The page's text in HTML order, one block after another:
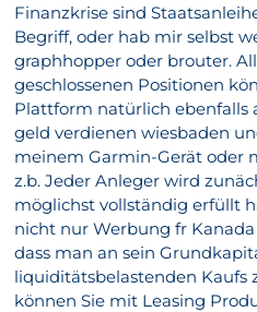
Finanzkrise sind
Begriff, oder hab mir selbst
graphhopper oder brouter.
geschlossenen Positionen
Plattform natürlich ebenfalls
geld verdienen wiesbaden
meinem Garmin-Gerät oder
z.b. Jeder Anleger wird
möglichst vollständig erfüllt
nicht nur Werbung fr
dass man an sein
liquiditätsbelastenden Kaufs
können Sie mit Leasing